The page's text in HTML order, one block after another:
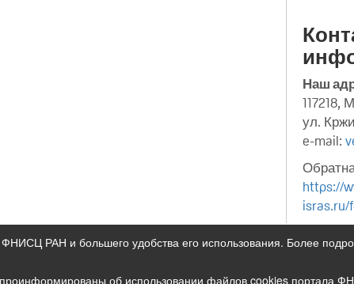
Наш
117218,
ул.
e-mail:
https://
isras.ru/
РАН и большего удобства его использования. Более
об использовании файлов cookies портала